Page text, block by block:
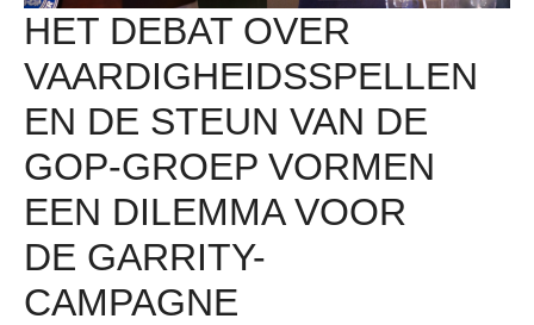
HET DEBAT OVER
VAARDIGHEIDSSPELLEN
EN DE STEUN VAN DE
GOP-GROEP VORMEN
EEN DILEMMA VOOR
DE GARRITY-
CAMPAGNE